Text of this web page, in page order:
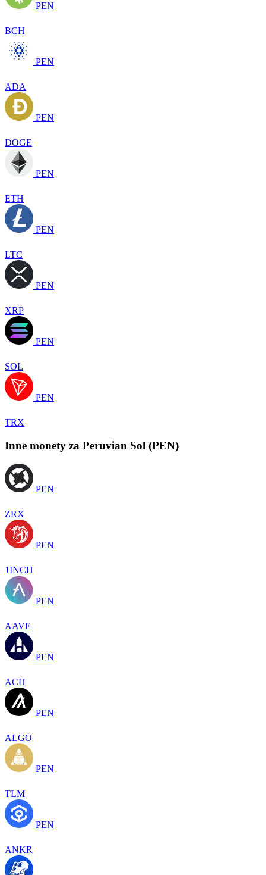
PEN
BCH
PEN
ADA
PEN
DOGE
PEN
ETH
PEN
LTC
PEN
XRP
PEN
SOL
PEN
TRX
Inne monety za Peruvian Sol (PEN)
PEN
ZRX
PEN
1INCH
PEN
AAVE
PEN
ACH
PEN
ALGO
PEN
TLM
PEN
ANKR